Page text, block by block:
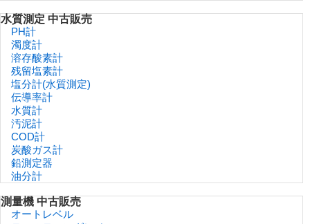
水質測定 中古販売
PH計
濁度計
溶存酸素計
残留塩素計
塩分計(水質測定)
伝導率計
水質計
汚泥計
COD計
炭酸ガス計
鉛測定器
油分計
測量機 中古販売
オートレベル